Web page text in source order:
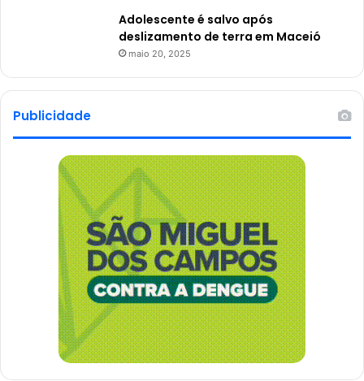
Adolescente é salvo após
deslizamento de terra em Maceió
maio 20, 2025
Publicidade